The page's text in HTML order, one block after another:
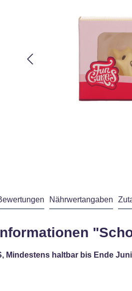
Nährwertangaben
Mindestens haltbar bis Ende